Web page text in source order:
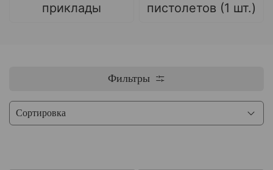
приклады
пистолетов (1 шт.)
Фильтры